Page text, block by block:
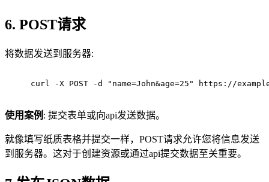
6. POST请求
将数据发送到服务器:
curl -X POST -d "name=John&age=25" https://
使用案例 : 提交表单或向api发送数据。
就像填写纸质表格并提交一样，POST请求允许您将信息发送
到服务器。这对于创建资源或通过api提交数据至关重要。